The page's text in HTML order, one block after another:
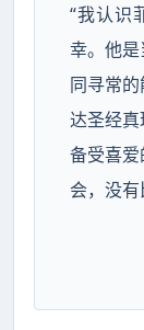
“我认识
幸。他
同寻常
达圣经
备受喜
会，没